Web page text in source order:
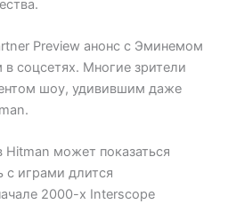
Preview анонс с Эминемом
соцсетях. Многие зрители
шоу, удивившим даже
может показаться
с играми длится
2000-х Interscope